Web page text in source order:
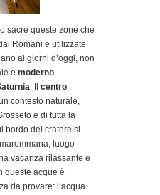
sacre queste zone che
Romani e utilizzate
ai giorni d’oggi, non
e moderno
. Il centro
contesto naturale,
e di tutta la
bordo del cratere si
luogo
vacanza rilassante e
queste acque è
da provare: l’acqua